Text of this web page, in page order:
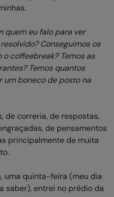
quem eu falo para ver
Conseguimos os
coffeebreak? Temos as
Temos quantos
um boneco de posto na
de correria, de respostas,
de pensamentos
principalmente de muita
uma quinta-feira (meu dia
saber), entrei no prédio da